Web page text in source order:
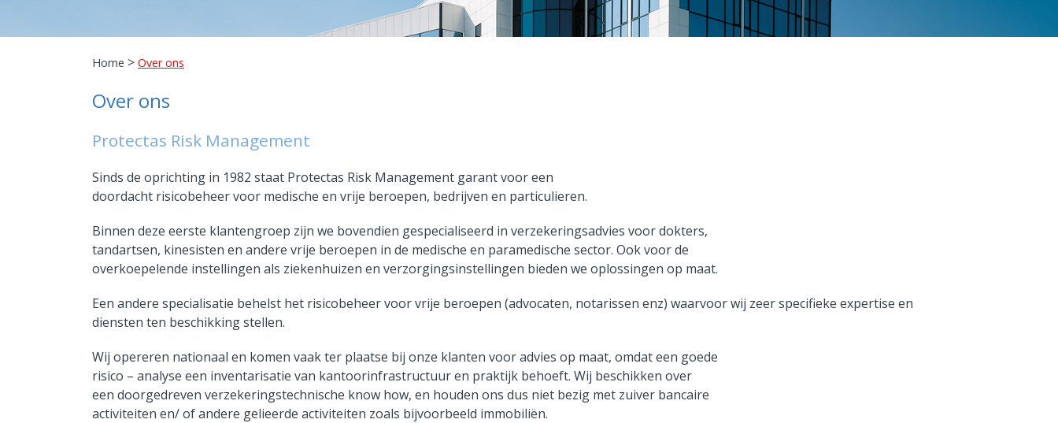
Home > Over ons
Over ons
Protectas Risk Management
Sinds de oprichting in 1982 staat Protectas Risk Management garant voor een
doordacht risicobeheer voor medische en vrije beroepen, bedrijven en particulieren.
Binnen deze eerste klantengroep zijn we bovendien gespecialiseerd in verzekeringsadvies voor dokters,
tandartsen, kinesisten en andere vrije beroepen in de medische en paramedische sector. Ook voor de
overkoepelende instellingen als ziekenhuizen en verzorgingsinstellingen bieden we oplossingen op maat.
Een andere specialisatie behelst het risicobeheer voor vrije beroepen (advocaten, notarissen enz) waarvoor wij zeer specifieke expertise en
diensten ten beschikking stellen.
Wij opereren nationaal en komen vaak ter plaatse bij onze klanten voor advies op maat, omdat een goede
risico – analyse een inventarisatie van kantoorinfrastructuur en praktijk behoeft. Wij beschikken over
een doorgedreven verzekeringstechnische know how, en houden ons dus niet bezig met zuiver bancaire
activiteiten en/ of andere gelieerde activiteiten zoals bijvoorbeeld immobiliën.